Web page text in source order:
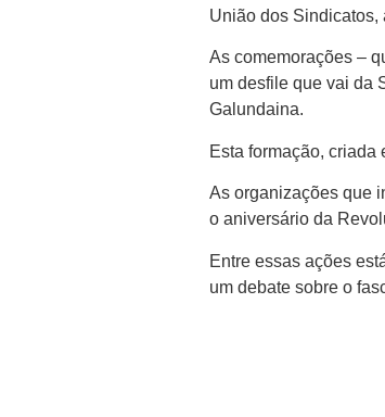
União dos Sindicatos,
As comemorações –
um desfile que vai da
Galundaina.
Esta formação,
As organizações que
o aniversário da
Entre essas ações
um debate sobre o